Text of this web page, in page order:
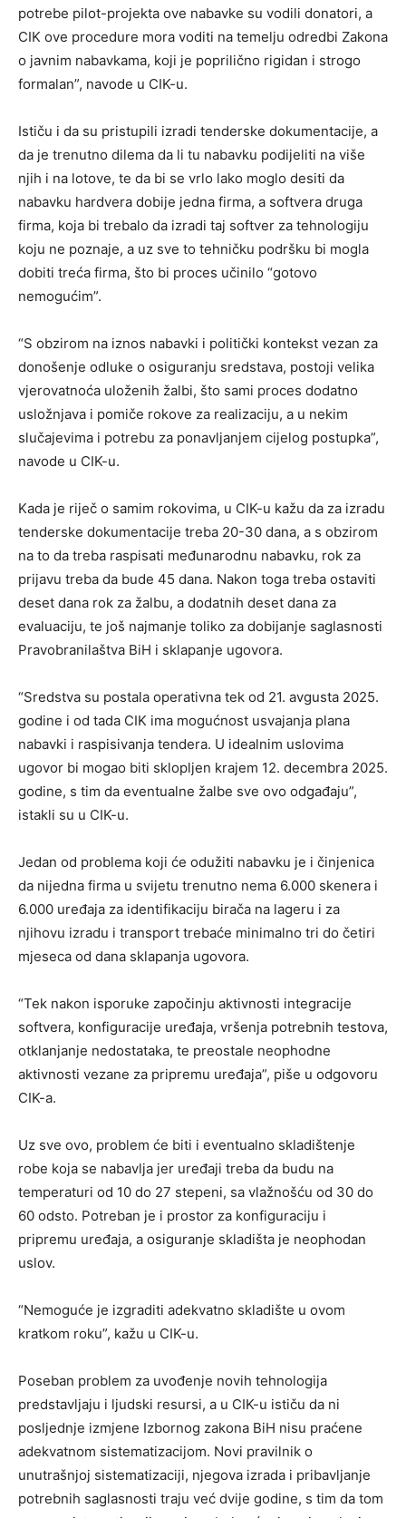
potrebe pilot-projekta ove nabavke su vodili donatori, a
CIK ove procedure mora voditi na temelju odredbi Zakona
o javnim nabavkama, koji je poprilično rigidan i strogo
formalan”, navode u CIK-u.
Ističu i da su pristupili izradi tenderske dokumentacije, a
da je trenutno dilema da li tu nabavku podijeliti na više
njih i na lotove, te da bi se vrlo lako moglo desiti da
nabavku hardvera dobije jedna firma, a softvera druga
firma, koja bi trebalo da izradi taj softver za tehnologiju
koju ne poznaje, a uz sve to tehničku podršku bi mogla
dobiti treća firma, što bi proces učinilo “gotovo
nemogućim”.
“S obzirom na iznos nabavki i politički kontekst vezan za
donošenje odluke o osiguranju sredstava, postoji velika
vjerovatnoća uloženih žalbi, što sami proces dodatno
usložnjava i pomiče rokove za realizaciju, a u nekim
slučajevima i potrebu za ponavljanjem cijelog postupka”,
navode u CIK-u.
Kada je riječ o samim rokovima, u CIK-u kažu da za izradu
tenderske dokumentacije treba 20-30 dana, a s obzirom
na to da treba raspisati međunarodnu nabavku, rok za
prijavu treba da bude 45 dana. Nakon toga treba ostaviti
deset dana rok za žalbu, a dodatnih deset dana za
evaluaciju, te još najmanje toliko za dobijanje saglasnosti
Pravobranilaštva BiH i sklapanje ugovora.
“Sredstva su postala operativna tek od 21. avgusta 2025.
godine i od tada CIK ima mogućnost usvajanja plana
nabavki i raspisivanja tendera. U idealnim uslovima
ugovor bi mogao biti sklopljen krajem 12. decembra 2025.
godine, s tim da eventualne žalbe sve ovo odgađaju”,
istakli su u CIK-u.
Jedan od problema koji će odužiti nabavku je i činjenica
da nijedna firma u svijetu trenutno nema 6.000 skenera i
6.000 uređaja za identifikaciju birača na lageru i za
njihovu izradu i transport trebaće minimalno tri do četiri
mjeseca od dana sklapanja ugovora.
“Tek nakon isporuke započinju aktivnosti integracije
softvera, konfiguracije uređaja, vršenja potrebnih testova,
otklanjanje nedostataka, te preostale neophodne
aktivnosti vezane za pripremu uređaja”, piše u odgovoru
CIK-a.
Uz sve ovo, problem će biti i eventualno skladištenje
robe koja se nabavlja jer uređaji treba da budu na
temperaturi od 10 do 27 stepeni, sa vlažnošću od 30 do
60 odsto. Potreban je i prostor za konfiguraciju i
pripremu uređaja, a osiguranje skladišta je neophodan
uslov.
“Nemoguće je izgraditi adekvatno skladište u ovom
kratkom roku”, kažu u CIK-u.
Poseban problem za uvođenje novih tehnologija
predstavljaju i ljudski resursi, a u CIK-u ističu da ni
posljednje izmjene Izbornog zakona BiH nisu praćene
adekvatnom sistematizacijom. Novi pravilnik o
unutrašnjoj sistematizaciji, njegova izrada i pribavljanje
potrebnih saglasnosti traju već dvije godine, s tim da tom